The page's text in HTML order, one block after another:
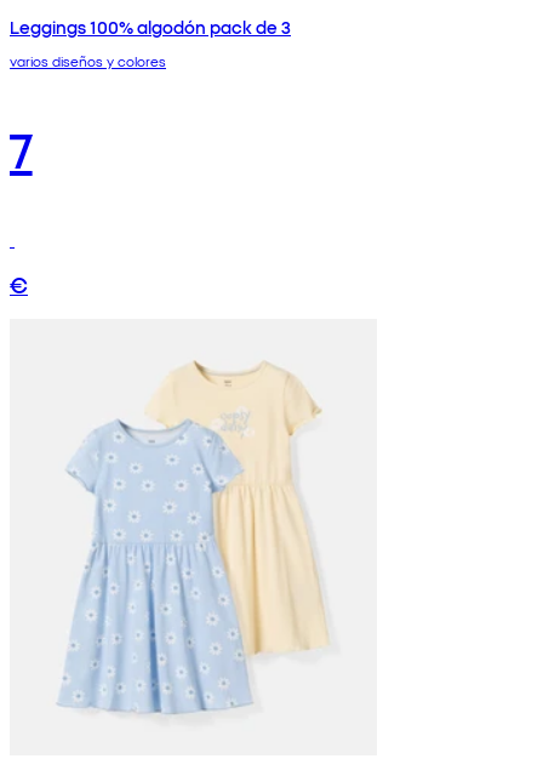
Leggings 100% algodón pack de 3
varios diseños y colores
7
€